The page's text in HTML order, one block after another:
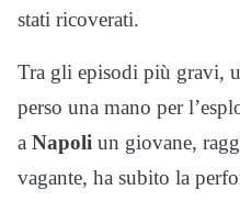
stati ricoverati.
Tra gli episodi più gravi,
perso una mano per
a Napoli un giovane,
vagante, ha subito la